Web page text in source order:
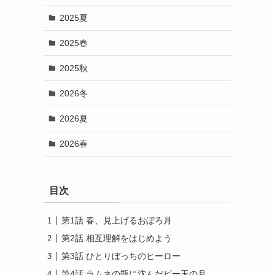
2025夏
2025春
2025秋
2026冬
2026夏
2026春
目次
第1話 春、見上げるおぼろ月
第2話 相互理解をはじめよう
第3話 ひとりぼっちのヒーロー